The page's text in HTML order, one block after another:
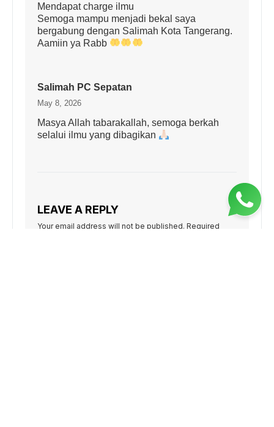
Mendapat charge ilmu
Semoga mampu menjadi bekal saya
bergabung dengan Salimah Kota Tangerang.
Aamiin ya Rabb
Salimah PC Sepatan
May 8, 2026
Masya Allah tabarakallah, semoga berkah
selalui ilmu yang dibagikan
LEAVE A REPLY
Your email address will not be published. Required